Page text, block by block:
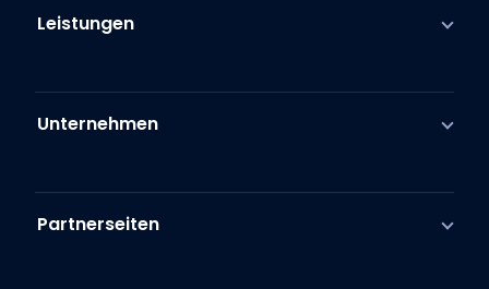
Leistungen
Unternehmen
Partnerseiten